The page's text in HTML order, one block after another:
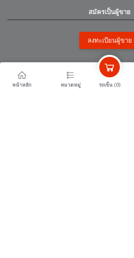
สมัครเป็นผู้ขาย
ลงทะเบียนผู้ขาย
หน่วยงานพันธมิตร
หน้าหลัก หมวดหมู่ รถเข็น (0)